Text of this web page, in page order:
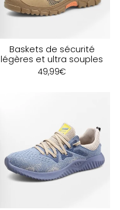
Baskets de sécurité
légères et ultra souples
49,99€